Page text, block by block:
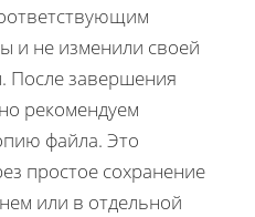
и не изменили своей
После завершения
рекомендуем
файла. Это
простое сохранение
или в отдельной